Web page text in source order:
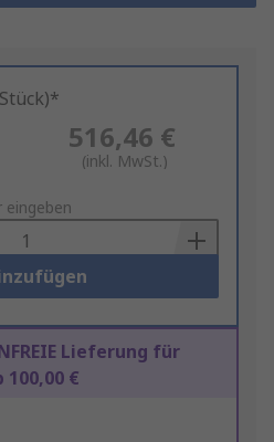
516,46 €
(inkl. MwSt.)
eingeben
Lieferung für
€